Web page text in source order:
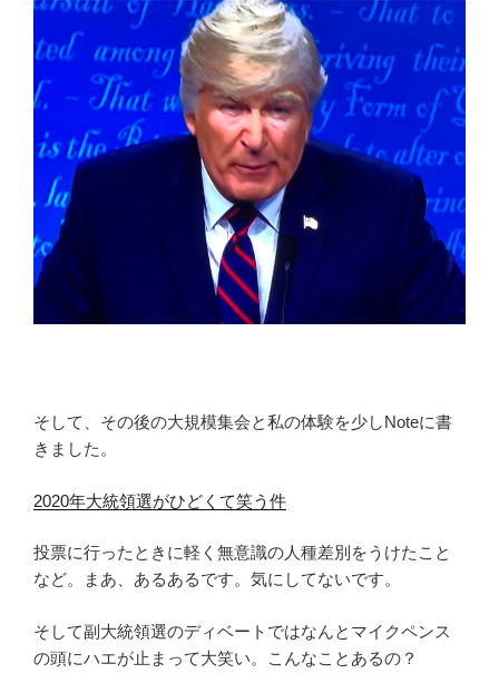
そして、その後の大規模集会と私の体験を少しNoteに書
きました。
2020年大統領選がひどくて笑う件
投票に行ったときに軽く無意識の人種差別をうけたこと
など。まあ、あるあるです。気にしてないです。
そして副大統領選のディベートではなんとマイクペンス
の頭にハエが止まって大笑い。こんなことあるの？